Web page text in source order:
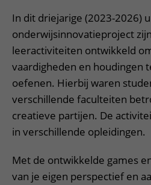
In dit driejarige (2023-2026)
onderwijsinnovatieproject
leeractiviteiten ontwikkeld
vaardigheden en houdingen
oefenen. Hierbij waren
verschillende faculteiten
creatieve partijen. De
in verschillende opleidingen.
Met de ontwikkelde games
van je eigen perspectief en